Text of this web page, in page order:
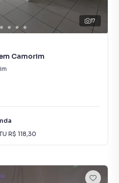
17
Camorim
R$ 118,30